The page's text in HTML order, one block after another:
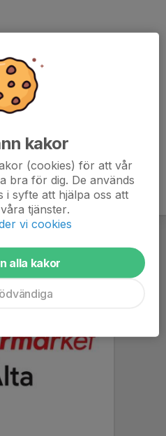
kakor
(cookies) för att vår
bra för dig. De används
i syfte att hjälpa oss att
tjänster.
vi cookies
alla kakor